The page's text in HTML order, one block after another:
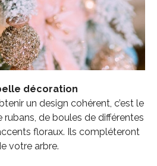
décoration
un design cohérent, c’est le
rubans, de boules de différentes
floraux. Ils compléteront
votre arbre.